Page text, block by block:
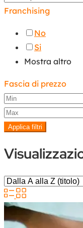
Franchising
No
Si
Mostra altro
Fascia di prezzo
Applica filtri